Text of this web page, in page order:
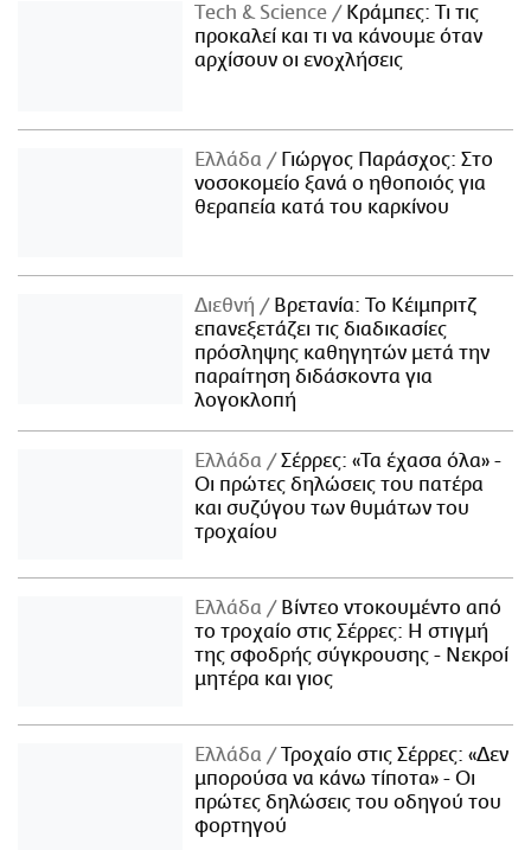
Τech & Science
Κράμπες: Τι τις
προκαλεί και τι να κάνουμε όταν
αρχίσουν οι ενοχλήσεις
Ελλάδα
Γιώργος Παράσχος: Στο
νοσοκομείο ξανά ο ηθοποιός για
θεραπεία κατά του καρκίνου
Διεθνή
Βρετανία: Το Κέιμπριτζ
επανεξετάζει τις διαδικασίες
πρόσληψης καθηγητών μετά την
παραίτηση διδάσκοντα για
λογοκλοπή
Ελλάδα
Σέρρες: «Τα έχασα όλα» -
Οι πρώτες δηλώσεις του πατέρα
και συζύγου των θυμάτων του
τροχαίου
Ελλάδα
Βίντεο ντοκουμέντο από
το τροχαίο στις Σέρρες: Η στιγμή
της σφοδρής σύγκρουσης - Νεκροί
μητέρα και γιος
Ελλάδα
Τροχαίο στις Σέρρες: «Δεν
μπορούσα να κάνω τίποτα» - Οι
πρώτες δηλώσεις του οδηγού του
φορτηγού